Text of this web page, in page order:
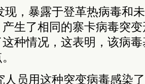
现，暴露于登革热病毒和
生了相同的寨卡病毒突变
种情况，这表明，该病
人员用这种突变病毒感染